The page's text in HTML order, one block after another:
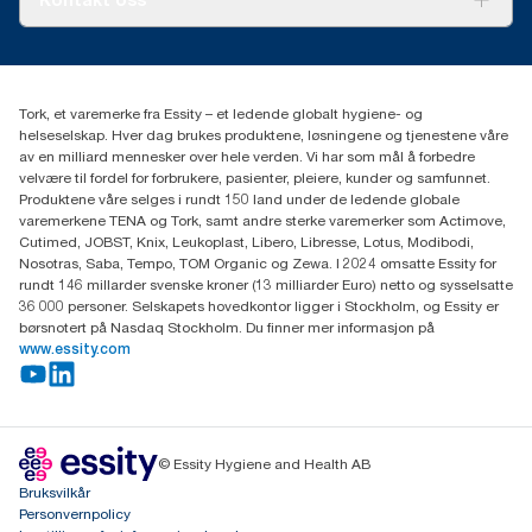
(+47) 22 70 62 00
Fredrik Selmers vei 6
0603 OSLO
Tork, et varemerke fra Essity – et ledende globalt hygiene- og
helseselskap. Hver dag brukes produktene, løsningene og tjenestene våre
av en milliard mennesker over hele verden. Vi har som mål å forbedre
velvære til fordel for forbrukere, pasienter, pleiere, kunder og samfunnet.
Produktene våre selges i rundt 150 land under de ledende globale
varemerkene TENA og Tork, samt andre sterke varemerker som Actimove,
Cutimed, JOBST, Knix, Leukoplast, Libero, Libresse, Lotus, Modibodi,
Nosotras, Saba, Tempo, TOM Organic og Zewa. I 2024 omsatte Essity for
rundt 146 millarder svenske kroner (13 milliarder Euro) netto og sysselsatte
36 000 personer. Selskapets hovedkontor ligger i Stockholm, og Essity er
børsnotert på Nasdaq Stockholm. Du finner mer informasjon på
www.essity.com
© Essity Hygiene and Health AB
Bruksvilkår
Personvernpolicy